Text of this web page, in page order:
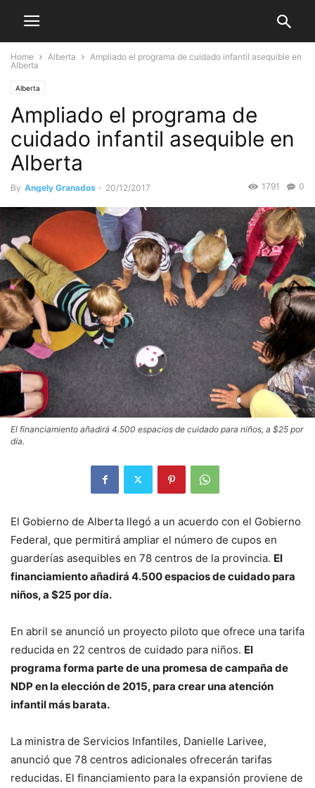
Home Alberta
Ampliado el programa de cuidado infantil asequible en
Alberta
Alberta
Ampliado el programa de
cuidado infantil asequible en
Alberta
By Angely Granados - 20/12/2017 0
1791
El financiamiento añadirá 4.500 espacios de cuidado para niños, a $25 por
día.
El Gobierno de Alberta llegó a un acuerdo con el Gobierno
Federal, que permitirá ampliar el número de cupos en
guarderías asequibles en 78 centros de la provincia. El
financiamiento añadirá 4.500 espacios de cuidado para
niños, a $25 por día.
En abril se anunció un proyecto piloto que ofrece una tarifa
reducida en 22 centros de cuidado para niños. El
programa forma parte de una promesa de campaña de
NDP en la elección de 2015, para crear una atención
infantil más barata.
La ministra de Servicios Infantiles, Danielle Larivee,
anunció que 78 centros adicionales ofrecerán tarifas
reducidas. El financiamiento para la expansión proviene de